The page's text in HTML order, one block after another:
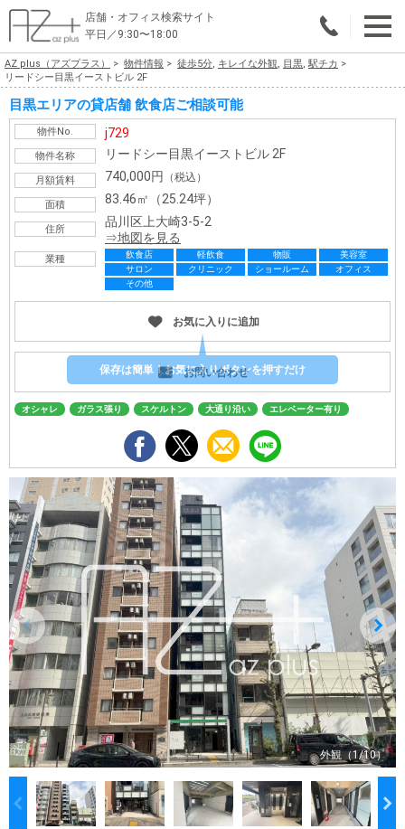
店舗・オフィス検索サイト
平日／9:30〜18:00
物件総合検索
エリアで探す
業種で探す
広さで探す
賃料から探す
こだわりで探す
店舗・オフィス物件を探す
テナントビルオーナー様へ
店舗・オフィスの内装会社を探す
AZ plus（アズプラス） 物件情報 徒歩5分, キレイな外観, 目黒, 駅チカ
リードシー目黒イーストビル 2F
目黒エリアの貸店舗 飲食店ご相談可能
物件No. j729
物件名称 リードシー目黒イーストビル 2F
月額賃料 740,000円 （税込）
面積 83.46㎡（25.24坪）
住所
品川区上大崎3-5-2
地図を見る
業種 飲食店 軽飲食 物販
美容室
サロン
クリニック ショールーム
オフィス
その他
お気に入りに追加
保存は簡単！お気に入りボタンを押すだけ
お問い合わせ
オシャレ ガラス張り スケルトン 大通り沿い エレベーター有り
外観（1/10）